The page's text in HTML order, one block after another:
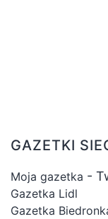
GAZETKI
Moja gazetka -
Gazetka Lidl
Gazetka